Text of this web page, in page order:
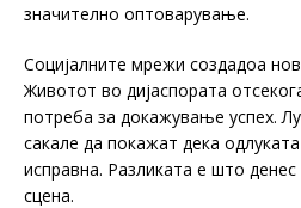
значително оптоварување.
Социјалните мрежи создадоа
Животот во дијаспората
потреба за докажување успех.
сакале да покажат дека
исправна. Разликата е што
сцена.